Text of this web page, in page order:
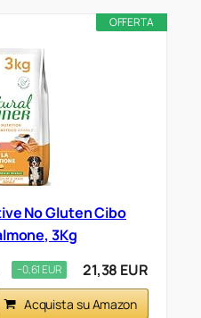
OFFERTA
No Gluten Cibo
3Kg
−0,61 EUR 21,38 EUR
Acquista su Amazon